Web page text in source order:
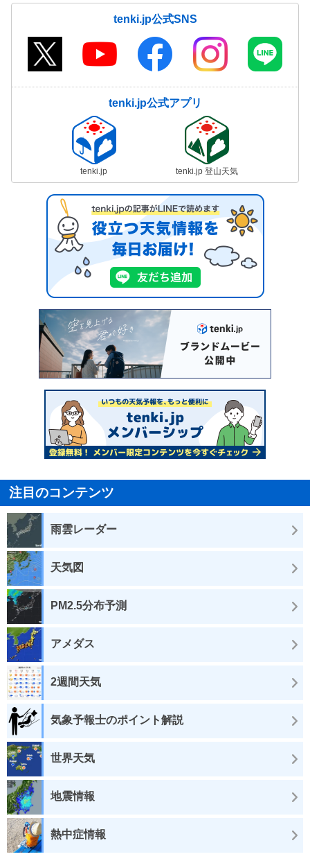
tenki.jp公式SNS
tenki.jp公式アプリ
tenki.jp tenki.jp 登山天気
注目のコンテンツ
雨雲レーダー
天気図
PM2.5分布予測
アメダス
2週間天気
気象予報士のポイント解説
世界天気
地震情報
熱中症情報